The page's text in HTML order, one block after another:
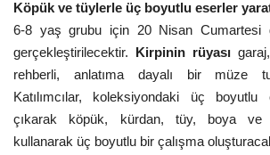
Köpük ve tüylerle üç boyutlu eserler
6-8 yaş grubu için 20 Nisan Cumartesi
gerçekleştirilecektir. Kirpinin rüyası garaj,
rehberli, anlatıma dayalı bir müze
Katılımcılar, koleksiyondaki üç boyutlu
çıkarak köpük, kürdan, tüy, boya ve
kullanarak üç boyutlu bir çalışma